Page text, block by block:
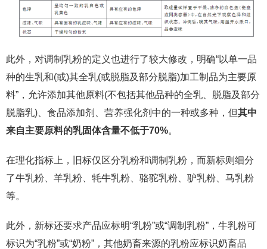
此外，对调制乳粉的定义也进行了较大修改，明确“以单一品
种的生乳和(或)其全乳(或脱脂及部分脱脂)加工制品为主要原
料”，允许添加其他原料(不包括其他品种的全乳、脱脂及部分
脱脂乳)、食品添加剂、营养强化剂中的一种或多种，但其中
来自主要原料的乳固体含量不低于70%。
在理化指标上，旧标仅区分乳粉和调制乳粉，而新标则细分
了牛乳粉、羊乳粉、牦牛乳粉、骆驼乳粉、驴乳粉、马乳粉
等。
此外，新标还要求产品应标明“乳粉”或“调制乳粉”，牛乳粉可
标识为“乳粉”或“奶粉”，其他奶畜来源的乳粉应标识奶畜品